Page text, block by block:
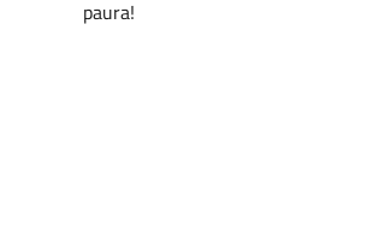
paura!